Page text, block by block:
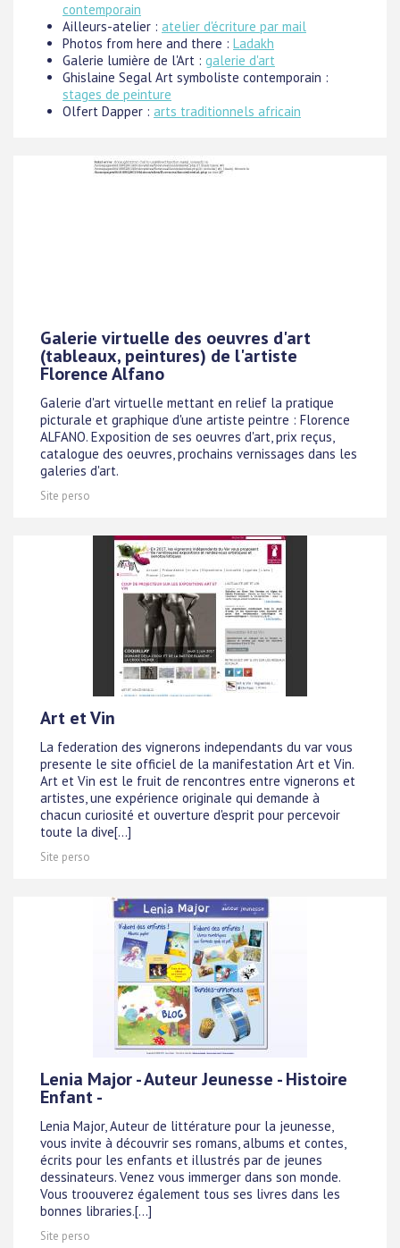
contemporain
Ailleurs-atelier : atelier d'écriture par mail
Photos from here and there : Ladakh
Galerie lumière de l'Art : galerie d'art
Ghislaine Segal Art symboliste contemporain :
stages de peinture
Olfert Dapper : arts traditionnels africain
Galerie virtuelle des oeuvres d'art
(tableaux, peintures) de l'artiste
Florence Alfano
Galerie d'art virtuelle mettant en relief la pratique
picturale et graphique d'une artiste peintre : Florence
ALFANO. Exposition de ses oeuvres d'art, prix reçus,
catalogue des oeuvres, prochains vernissages dans les
galeries d'art.
Site perso
Art et Vin
La federation des vignerons independants du var vous
presente le site officiel de la manifestation Art et Vin.
Art et Vin est le fruit de rencontres entre vignerons et
artistes, une expérience originale qui demande à
chacun curiosité et ouverture d'esprit pour percevoir
toute la dive[...]
Site perso
Lenia Major - Auteur Jeunesse - Histoire
Enfant -
Lenia Major, Auteur de littérature pour la jeunesse,
vous invite à découvrir ses romans, albums et contes,
écrits pour les enfants et illustrés par de jeunes
dessinateurs. Venez vous immerger dans son monde.
Vous troouverez également tous ses livres dans les
bonnes libraries.[...]
Site perso